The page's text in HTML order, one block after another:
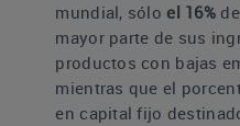
mundial, sóloel 16%
mayor parte de sus
productos con bajas
mientras que el
en capital fijo